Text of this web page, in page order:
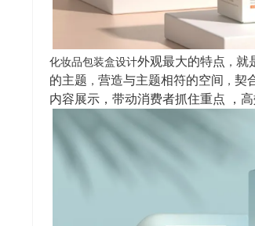
化妆品包装盒设计外观最大的特点 ， 就
的主题 ， 营造与主题相符的空间 ， 契
内容展示，带动消费者抓住重点
，